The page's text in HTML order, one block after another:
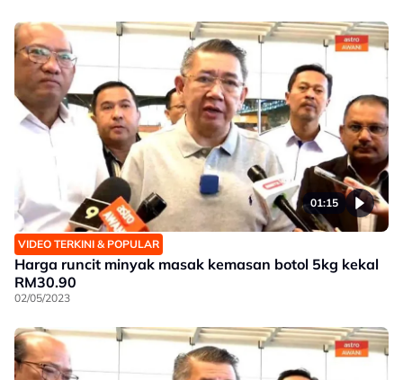
01:15
VIDEO TERKINI & POPULAR
Harga runcit minyak masak kemasan botol 5kg kekal
RM30.90
02/05/2023